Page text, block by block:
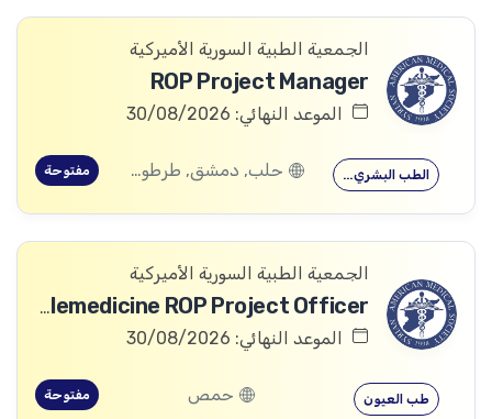
الجمعية الطبية السورية الأميركية
ROP Project Manager
الموعد النهائي: 30/08/2026
الطب البشري… حلب, دمشق, طرطوس, ريف دمشق, ديرالزور, درعا, السويداء, إدلب, القنيطرة, اللاذقية, الرقة, حمص, الحسكة, حماة مفتوحة
الجمعية الطبية السورية الأميركية
Telemedicine ROP Project Officer
الموعد النهائي: 30/08/2026
طب العيون حمص مفتوحة